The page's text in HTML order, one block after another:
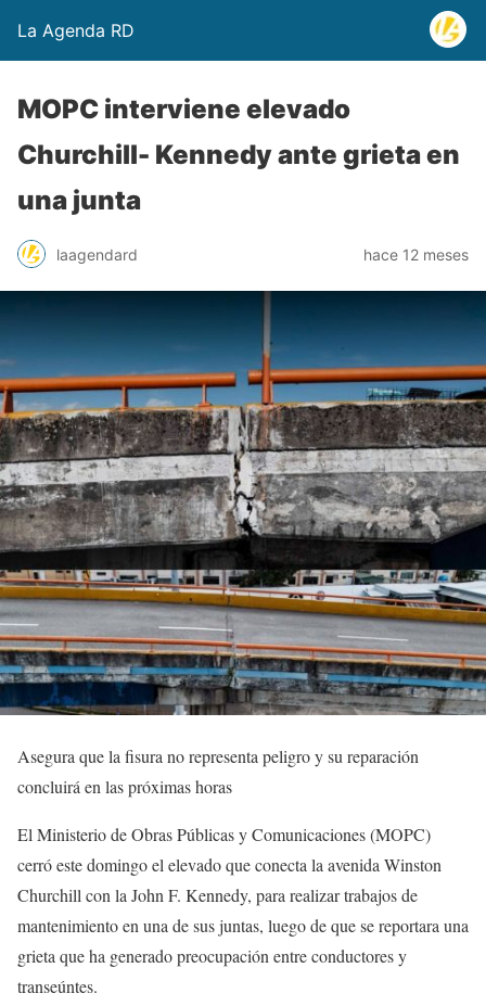
La Agenda RD
MOPC interviene elevado
Churchill- Kennedy ante grieta en
una junta
laagendard hace 12 meses
Asegura que la fisura no representa peligro y su reparación
concluirá en las próximas horas
El Ministerio de Obras Públicas y Comunicaciones (MOPC)
cerró este domingo el elevado que conecta la avenida Winston
Churchill con la John F. Kennedy, para realizar trabajos de
mantenimiento en una de sus juntas, luego de que se reportara una
grieta que ha generado preocupación entre conductores y
transeúntes.